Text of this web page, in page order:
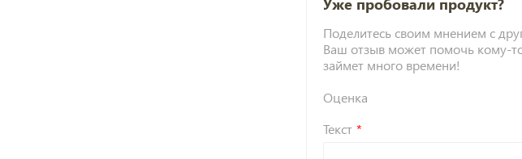
Уже пробовали продукт?
Поделитесь своим мнением с
Ваш отзыв может помочь кому-
займет много времени!
Оценка
Текст